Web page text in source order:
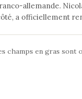
allemande.
a officiellement
champs en gras sont